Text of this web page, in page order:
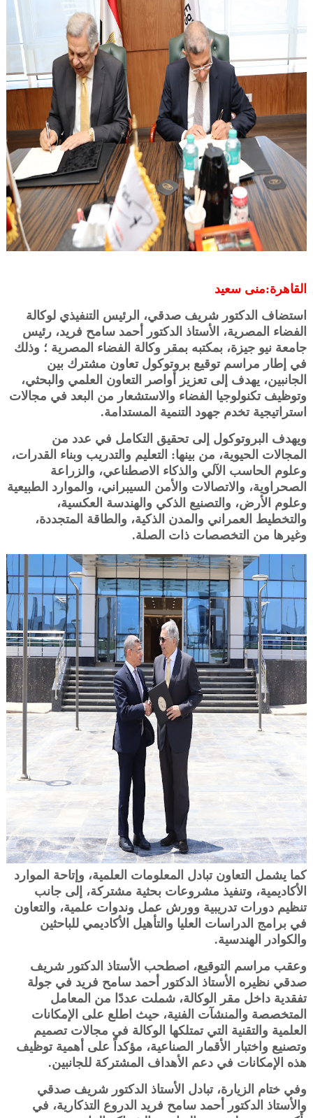
القاهرة:منى سعيد
استضاف الدكتور شريف صدقي، الرئيس التنفيذي لوكالة
الفضاء المصرية، الأستاذ الدكتور أحمد سامح فريد، رئيس
جامعة نيو جيزة، بمكتبه بمقر وكالة الفضاء المصرية ؛ وذلك
في إطار مراسم توقيع بروتوكول تعاون مشترك بين
الجانبين، يهدف إلى تعزيز أواصر التعاون العلمي والبحثي،
وتوظيف تكنولوجيا الفضاء والاستشعار من البعد في مجالات
استراتيجية تخدم جهود التنمية المستدامة.
ويهدف البروتوكول إلى تحقيق التكامل في عدد من
المجالات الحيوية، من بينها: التعليم والتدريب وبناء القدرات،
وعلوم الحاسب الآلي والذكاء الاصطناعي، والزراعة
الصحراوية، والاتصالات والأمن السيبراني، والموارد الطبيعية
وعلوم الأرض، والتصنيع الذكي والهندسة العكسية،
والتخطيط العمراني والمدن الذكية، والطاقة المتجددة،
وغيرها من التخصصات ذات الصلة.
كما يشمل التعاون تبادل المعلومات العلمية، وإتاحة الموارد
الأكاديمية، وتنفيذ مشروعات بحثية مشتركة، إلى جانب
تنظيم دورات تدريبية وورش عمل وندوات علمية، والتعاون
في برامج الدراسات العليا والتأهيل الأكاديمي للباحثين
والكوادر الهندسية.
وعقب مراسم التوقيع، اصطحب الأستاذ الدكتور شريف
صدقي نظيره الأستاذ الدكتور أحمد سامح فريد في جولة
تفقدية داخل مقر الوكالة، شملت عددًا من المعامل
المتخصصة والمنشآت الفنية، حيث اطلع على الإمكانات
العلمية والتقنية التي تمتلكها الوكالة في مجالات تصميم
وتصنيع واختبار الأقمار الصناعية، مؤكداً على أهمية توظيف
هذه الإمكانات في دعم الأهداف المشتركة للجانبين.
وفي ختام الزيارة، تبادل الأستاذ الدكتور شريف صدقي
والأستاذ الدكتور أحمد سامح فريد الدروع التذكارية، في